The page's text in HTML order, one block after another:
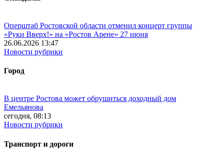
Оперштаб Ростовской области отменил концерт группы
«Руки Вверх!» на «Ростов Арене» 27 июня
26.06.2026 13:47
Новости рубрики
Город
В центре Ростова может обрушиться доходный дом
Емельянова
сегодня, 08:13
Новости рубрики
Транспорт и дороги